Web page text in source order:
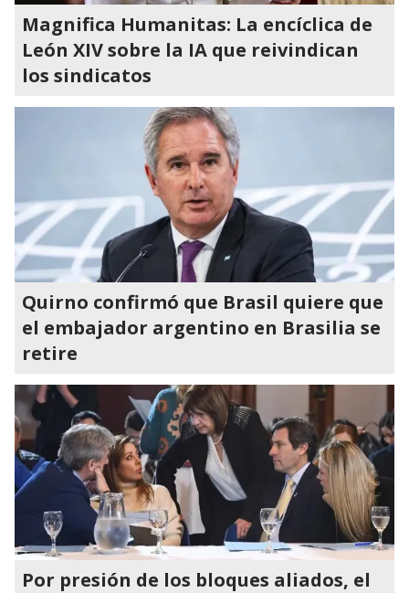
Magnifica Humanitas: La encíclica de
León XIV sobre la IA que reivindican
los sindicatos
Quirno confirmó que Brasil quiere que
el embajador argentino en Brasilia se
retire
Por presión de los bloques aliados, el